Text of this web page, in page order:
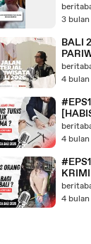
: BALI
BALI
DI
(PMA)?
S